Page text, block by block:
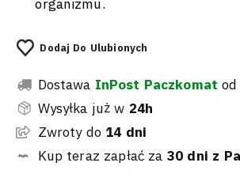
organizmu.
Dodaj Do Ulubionych
Dostawa InPost Paczkomat od
Wysyłka już w 24h
Zwroty do 14 dni
Kup teraz zapłać za 30 dni z